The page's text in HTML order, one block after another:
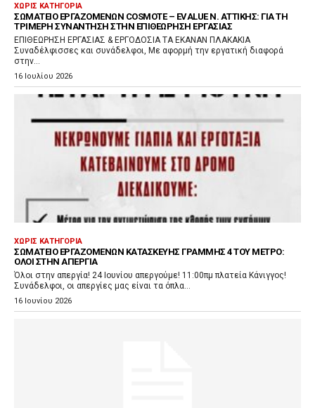
ΧΩΡΊΣ ΚΑΤΗΓΟΡΊΑ
ΣΩΜΑΤΕΊΟ ΕΡΓΑΖΟΜΈΝΩΝ COSMOTE – EVALUE Ν. ΑΤΤΙΚΉΣ: ΓΙΑ ΤΗ
ΤΡΙΜΕΡΉ ΣΥΝΆΝΤΗΣΗ ΣΤΗΝ ΕΠΙΘΕΏΡΗΣΗ ΕΡΓΑΣΊΑΣ
ΕΠΙΘΕΩΡΗΣΗ ΕΡΓΑΣΙΑΣ & ΕΡΓΟΔΟΣΙΑ ΤΑ ΕΚΑΝΑΝ ΠΛΑΚΑΚΙΑ
Συναδέλφισσες και συνάδελφοι, Με αφορμή την εργατική διαφορά
στην...
16 Ιουλίου 2026
ΧΩΡΊΣ ΚΑΤΗΓΟΡΊΑ
ΣΩΜΑΤΕΊΟ ΕΡΓΑΖΟΜΈΝΩΝ ΚΑΤΑΣΚΕΥΉΣ ΓΡΑΜΜΉΣ 4 ΤΟΥ ΜΕΤΡΌ:
ΌΛΟΙ ΣΤΗΝ ΑΠΕΡΓΊΑ
Όλοι στην απεργία! 24 Ιουνίου απεργούμε! 11:00πμ πλατεία Κάνιγγος!
Συνάδελφοι, οι απεργίες μας είναι τα όπλα...
16 Ιουνίου 2026